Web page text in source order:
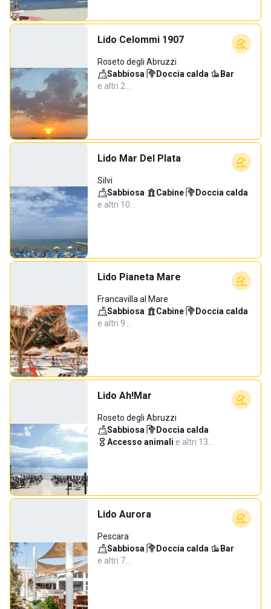
Lido Celommi 1907
Roseto degli Abruzzi
Sabbiosa· Doccia calda· Bar·
e altri 2…
Lido Mar Del Plata
Silvi
Sabbiosa· Cabine· Doccia calda·
e altri 10…
Lido Pianeta Mare
Francavilla al Mare
Sabbiosa· Cabine· Doccia calda·
e altri 9…
Lido Ah!Mar
Roseto degli Abruzzi
Sabbiosa· Doccia calda·
Accesso animali·e altri 13…
Lido Aurora
Pescara
Sabbiosa· Doccia calda· Bar·
e altri 7…